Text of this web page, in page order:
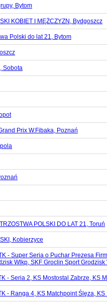
Bytom
KOBIET I MĘŻCZYZN, Bydgoszcz
Polski do lat 21, Bytom
Sobota
Prix W.Fibaka, Poznań
POLSKI DO LAT 21, Toruń
Kobierzyce
- Super Seria o Puchar Prezesa
Wlkp, SKF Groclin Sport Grodzisk
- Seria 2, KS Mostostal Zabrze, KS
- Ranga 4, KS Matchpoint Ślęza,